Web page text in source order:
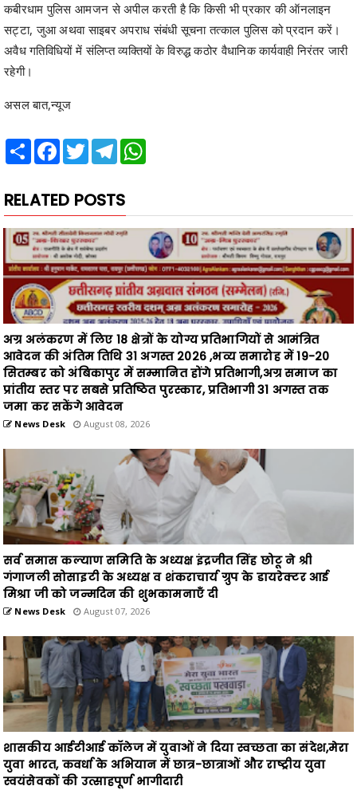
अवैध गतिविधियों में संलिप्त व्यक्तियों के विरुद्ध कठोर वैधानिक कार्यवाही निरंतर जारी
रहेगी।
असल बात,न्यूज
ShareFacebook
RELATED POSTS
अग्र अलंकरण में लिए 18 क्षेत्रों के योग्य प्रतिभागियों से आमंत्रित
आवेदन की अंतिम तिथि 31 अगस्त 2026 ,भव्य समारोह में 19-20
सितम्बर को अंबिकापुर में सम्मानित होंगे प्रतिभागी,अग्र समाज का
प्रांतीय स्तर पर सबसे प्रतिष्ठित पुरस्कार, प्रतिभागी 31 अगस्त तक
जमा कर सकेंगे आवेदन
News Desk August 08, 2026
सर्व समास कल्याण समिति के अध्यक्ष इंद्रजीत सिंह छोटू ने श्री
गंगाजली सोसाइटी के अध्यक्ष व शंकराचार्य ग्रुप के डायरेक्टर आई
मिश्रा जी को जन्मदिन की शुभकामनाएँ दी
News Desk August 07, 2026
शासकीय आईटीआई कॉलेज में युवाओं ने दिया स्वच्छता का संदेश,मेरा
युवा भारत, कवर्धा के अभियान में छात्र-छात्राओं और राष्ट्रीय युवा
स्वयंसेवकों की उत्साहपूर्ण भागीदारी
News Desk August 07, 2026